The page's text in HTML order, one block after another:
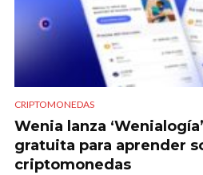
CRIPTOMONEDAS
Wenia lanza
gratuita para aprender
criptomonedas